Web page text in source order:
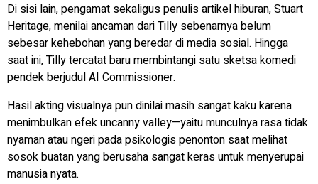
Di sisi lain, pengamat sekaligus penulis artikel hiburan, Stuart
Heritage, menilai ancaman dari Tilly sebenarnya belum
sebesar kehebohan yang beredar di media sosial. Hingga
saat ini, Tilly tercatat baru membintangi satu sketsa komedi
pendek berjudulAI Commissioner.
Hasil akting visualnya pun dinilai masih sangat kaku karena
menimbulkan efekuncanny valley—yaitu munculnya rasa tidak
nyaman atau ngeri pada psikologis penonton saat melihat
sosok buatan yang berusaha sangat keras untuk menyerupai
manusia nyata.